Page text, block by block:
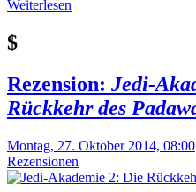
Weiterlesen
$
Rezension: Jedi-
Rückkehr des
Montag, 27. Oktober 2014, 08:00
Rezensionen